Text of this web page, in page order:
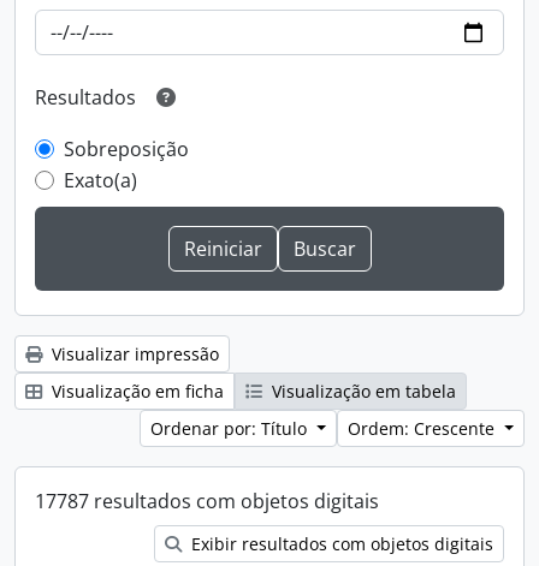
Resultados
Sobreposição
Exato(a)
Visualizar impressão
Visualização em ficha
Visualização em tabela
Ordenar por: Título
Ordem: Crescente
17787 resultados com objetos digitais
Exibir resultados com objetos digitais